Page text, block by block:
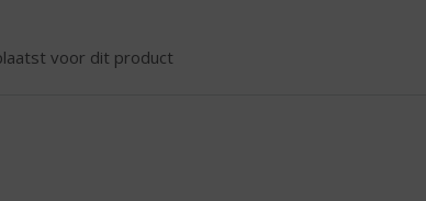
voor dit product